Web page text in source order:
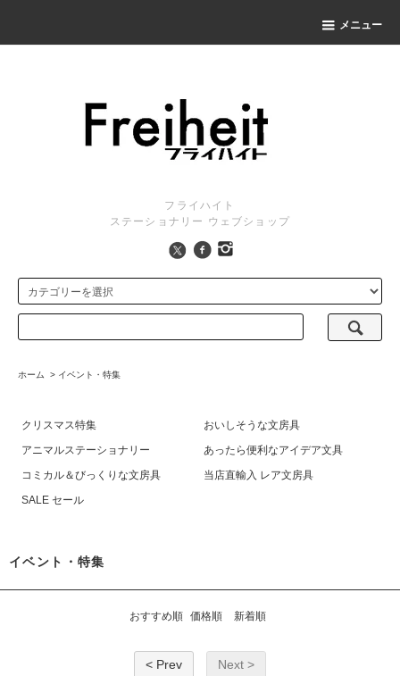
メニュー
フライハイト
ステーショナリー ウェブショップ
ホーム > イベント・特集
クリスマス特集
おいしそうな文房具
アニマルステーショナリー
あったら便利なアイデア文具
コミカル＆びっくりな文房具
当店直輸入 レア文房具
SALE セール
イベント・特集
おすすめ順 価格順 新着順
< Prev Next >